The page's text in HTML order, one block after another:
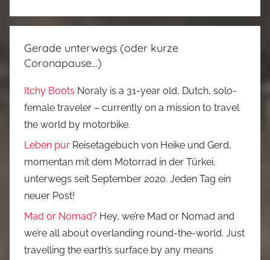
Gerade unterwegs (oder kurze
Coronapause…)
Itchy Boots Noraly is a 31-year old, Dutch, solo-
female traveler – currently on a mission to travel
the world by motorbike.
Leben pur Reisetagebuch von Heike und Gerd,
momentan mit dem Motorrad in der Türkei,
unterwegs seit September 2020. Jeden Tag ein
neuer Post!
Mad or Nomad? Hey, we’re Mad or Nomad and
we’re all about overlanding round-the-world. Just
travelling the earth’s surface by any means